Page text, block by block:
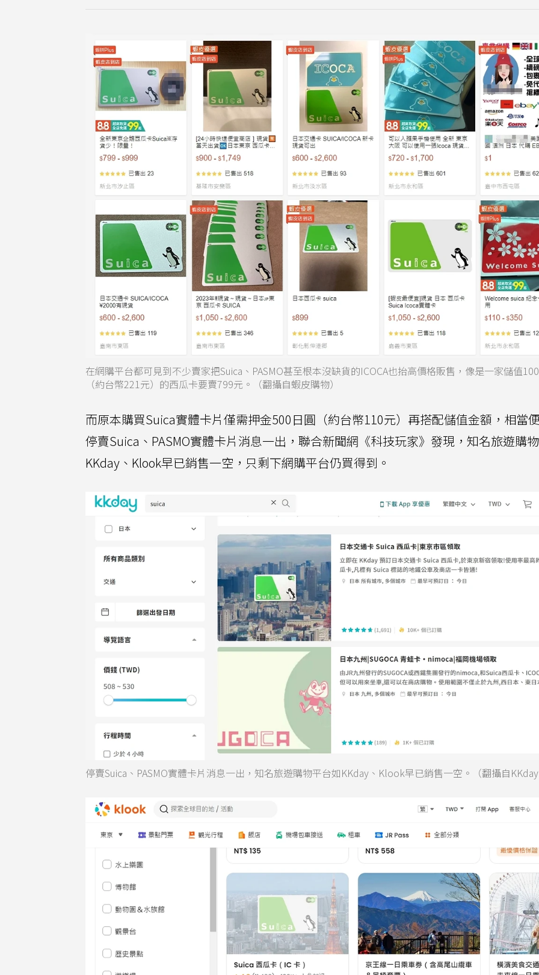
在網購平台都可見到不少賣家把Suica、PASMO甚至根本沒缺貨的ICOCA也抬高價格販售，像是一家儲值
（約台幣221元）的西瓜卡要賣799元。（翻攝自蝦皮購物）
而原本購買Suica實體卡片僅需押金500日圓（約台幣110元）再搭配儲值金額，相當
停賣Suica、PASMO實體卡片消息一出，聯合新聞網《科技玩家》發現，知名旅遊購
KKday、Klook早已銷售一空，只剩下網購平台仍買得到。
停賣Suica、PASMO實體卡片消息一出，知名旅遊購物平台如KKday、Klook早已銷售一空。（翻攝自